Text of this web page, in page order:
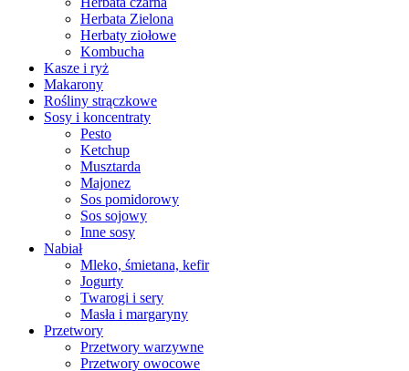
Herbata Zielona
Herbaty ziołowe
Kombucha
Kasze i ryż
Makarony
Rośliny strączkowe
Sosy i koncentraty
Pesto
Ketchup
Musztarda
Majonez
Sos pomidorowy
Sos sojowy
Inne sosy
Nabiał
Mleko, śmietana, kefir
Jogurty
Twarogi i sery
Masła i margaryny
Przetwory
Przetwory warzywne
Przetwory owocowe